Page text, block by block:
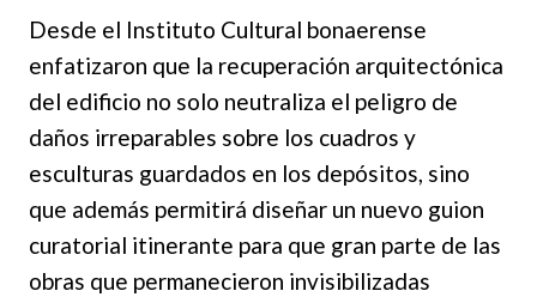
Desde el Instituto Cultural bonaerense
enfatizaron que la recuperación arquitectónica
del edificio no solo neutraliza el peligro de
daños irreparables sobre los cuadros y
esculturas guardados en los depósitos, sino
que además permitirá diseñar un nuevo guion
curatorial itinerante para que gran parte de las
obras que permanecieron invisibilizadas